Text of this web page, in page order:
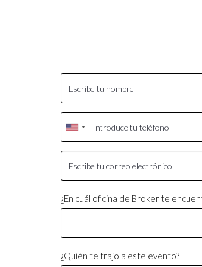
¿En cuál oficina de Broker te
¿Quién te trajo a este evento?